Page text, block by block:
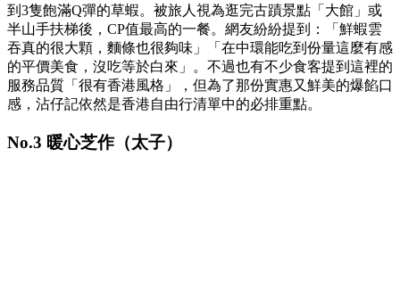
到3隻飽滿Q彈的草蝦。被旅人視為逛完古蹟景點「大館」或
半山手扶梯後，CP值最高的一餐。網友紛紛提到：「鮮蝦雲
吞真的很大顆，麵條也很夠味」「在中環能吃到份量這麼有感
的平價美食，沒吃等於白來」。不過也有不少食客提到這裡的
服務品質「很有香港風格」，但為了那份實惠又鮮美的爆餡口
感，沾仔記依然是香港自由行清單中的必排重點。
No.3 暖心芝作（太子）